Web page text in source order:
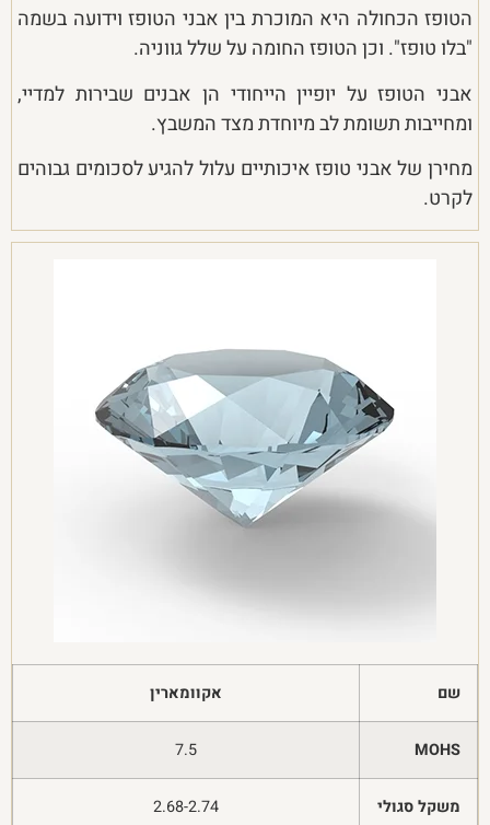
הטופז הכחולה היא המוכרת בין אבני הטופז וידועה בשמה
"בלו טופז". וכן הטופז החומה על שלל גווניה.
אבני הטופז על יופיין הייחודי הן אבנים שבירות למדיי,
ומחייבות תשומת לב מיוחדת מצד המשבץ.
מחירן של אבני טופז איכותיים עלול להגיע לסכומים גבוהים
לקרט.
שם אקוומארין
MOHS
7.5
משקל סגולי 2.68-2.74